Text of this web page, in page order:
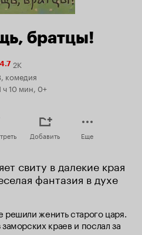
братцы!
4.7Рейтинг
2K
комедия
ч 10 мин, 0+
Добавить Еще
свиту в далекие края
фантазия в духе
решили женить старого царя.
краев и послал за